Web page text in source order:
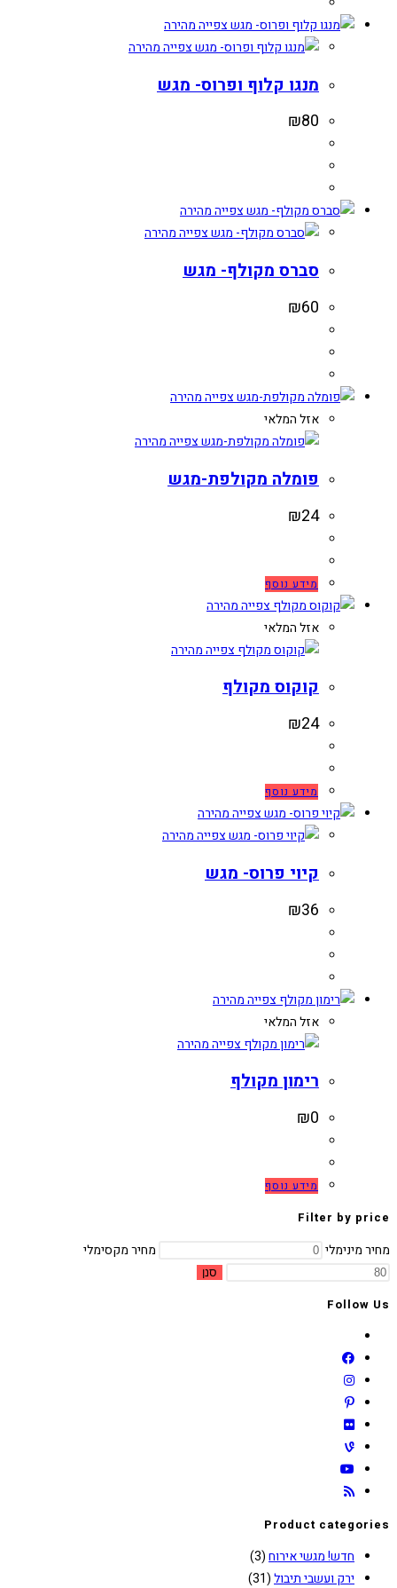
צפייה מהירה
צפייה מהירה
מנגו קלוף ופרוס- מגש
₪80
צפייה מהירה
צפייה מהירה
סברס מקולף- מגש
₪60
צפייה מהירה
אזל המלאי
צפייה מהירה
פומלה מקולפת-מגש
₪24
מידע נוסף
צפייה מהירה
אזל המלאי
צפייה מהירה
קוקוס מקולף
₪24
מידע נוסף
צפייה מהירה
צפייה מהירה
קיוי פרוס- מגש
₪36
צפייה מהירה
אזל המלאי
צפייה מהירה
רימון מקולף
₪0
מידע נוסף
Filter by price
מחיר מינימלי מחיר מקסימלי
סנן
Follow Us
Product categories
חדש! מגשי אירוח(3)
ירק ועשבי תיבול(31)